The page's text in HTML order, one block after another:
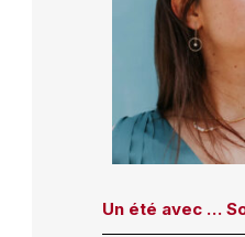
Un été avec …